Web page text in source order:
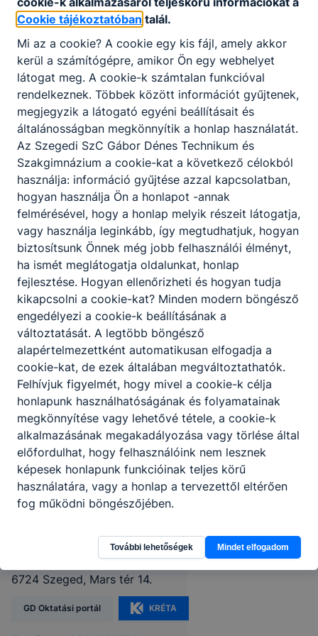
Szegedi SZC Gábor Dénes
Technikum és
Szakgimnázium
6724 Szeged, Mars tér 14.
GD Oktatási portál KRÉTA
Cookie tájékoztatóban talál.
Mi az a cookie? A cookie egy kis fájl, amely akkor
kerül a számítógépre, amikor Ön egy webhelyet
látogat meg. A cookie-k számtalan funkcióval
rendelkeznek. Többek között információt gyűjtenek,
megjegyzik a látogató egyéni beállításait és
általánosságban megkönnyítik a honlap használatát.
Az Szegedi SzC Gábor Dénes Technikum és
Szakgimnázium a cookie-kat a következő célokból
használja: információ gyűjtése azzal kapcsolatban,
hogyan használja Ön a honlapot -annak
felmérésével, hogy a honlap melyik részeit látogatja,
vagy használja leginkább, így megtudhatjuk, hogyan
biztosítsunk Önnek még jobb felhasználói élményt,
ha ismét meglátogatja oldalunkat, honlap
fejlesztése. Hogyan ellenőrizheti és hogyan tudja
kikapcsolni a cookie-kat? Minden modern böngésző
engedélyezi a cookie-k beállításának a
változtatását. A legtöbb böngésző
alapértelmezettként automatikusan elfogadja a
cookie-kat, de ezek általában megváltoztathatók.
Felhívjuk figyelmét, hogy mivel a cookie-k célja
honlapunk használhatóságának és folyamatainak
megkönnyítése vagy lehetővé tétele, a cookie-k
alkalmazásának megakadályozása vagy törlése által
előfordulhat, hogy felhasználóink nem lesznek
képesek honlapunk funkcióinak teljes körű
használatára, vagy a honlap a tervezettől eltérően
fog működni böngészőjében.
További lehetőségek Mindet elfogadom